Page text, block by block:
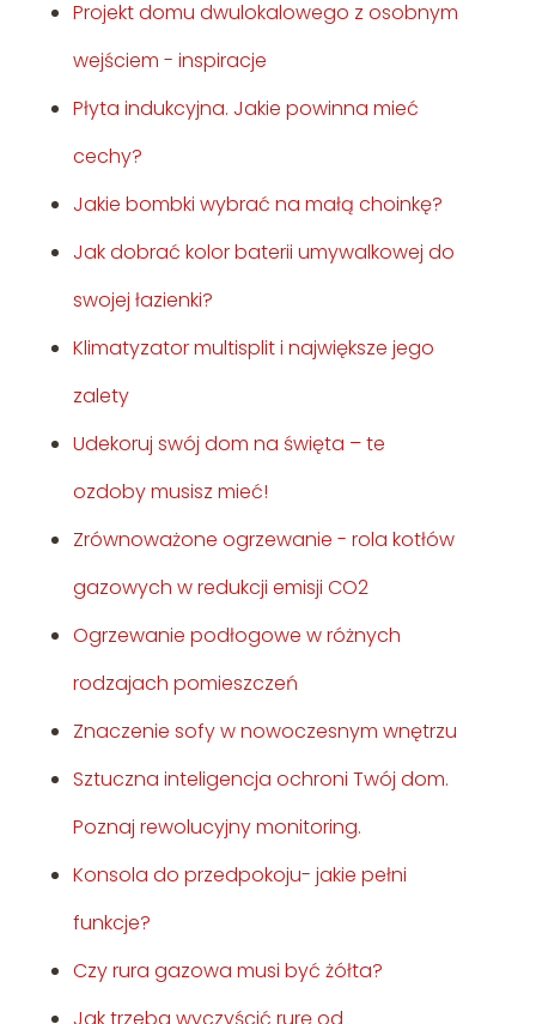
Projekt domu dwulokalowego z osobnym
wejściem - inspiracje
Płyta indukcyjna. Jakie powinna mieć
cechy?
Jakie bombki wybrać na małą choinkę?
Jak dobrać kolor baterii umywalkowej do
swojej łazienki?
Klimatyzator multisplit i największe jego
zalety
Udekoruj swój dom na święta – te
ozdoby musisz mieć!
Zrównoważone ogrzewanie - rola kotłów
gazowych w redukcji emisji CO2
Ogrzewanie podłogowe w różnych
rodzajach pomieszczeń
Znaczenie sofy w nowoczesnym wnętrzu
Sztuczna inteligencja ochroni Twój dom.
Poznaj rewolucyjny monitoring.
Konsola do przedpokoju- jakie pełni
funkcje?
Czy rura gazowa musi być żółta?
Jak trzeba wyczyścić rurę od